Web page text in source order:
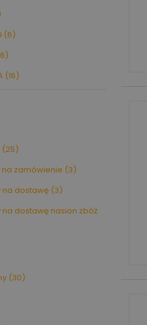
(6)
(16)
(25)
na zamówienie (3)
na dostawę (3)
na dostawę nasion zbóż
(30)